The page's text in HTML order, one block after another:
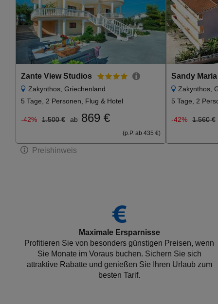
Zante View Studios
Zakynthos, Griechenland
5 Tage, 2 Personen, Flug & Hotel
-42% 1.500 € ab 869 €
(p.P. ab 435 €)
Sandy Maria
Zakynthos,
5 Tage, 2
-42% 1.560 €
Preishinweis
Maximale Ersparnisse
Profitieren Sie von besonders günstigen Preisen, wenn
Sie Monate im Voraus buchen. Sichern Sie sich
attraktive Rabatte und genießen Sie Ihren Urlaub zum
besten Tarif.